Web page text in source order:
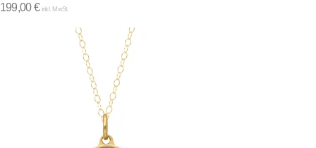
199,00€ inkl. MwSt.